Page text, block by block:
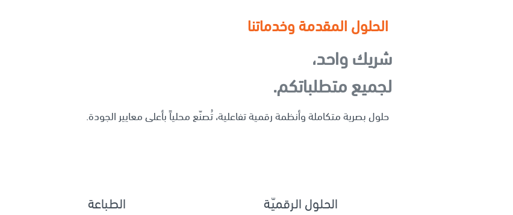
الحلول المقدمة وخدماتنا
شريك واحد،
لجميع متطلباتكم.
حلول بصرية متكاملة وأنظمة رقمية تفاعلية، تُصنّع محلياً بأعلى معايير الجودة.
الطباعة الحلول الرقميّة